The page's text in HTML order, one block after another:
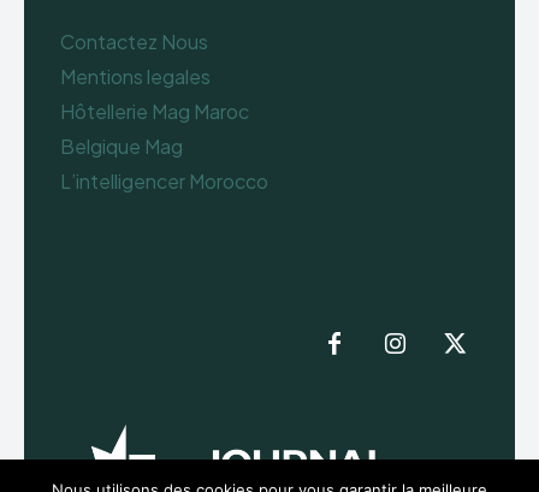
Contactez Nous
Mentions legales
Hôtellerie Mag Maroc
Belgique Mag
L’intelligencer Morocco